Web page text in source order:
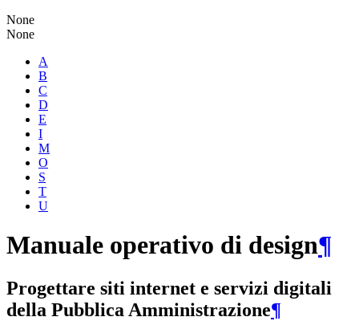
None
None
A
B
C
D
E
I
M
O
S
T
U
Manuale operativo di design¶
Progettare siti internet e servizi digitali
della Pubblica Amministrazione¶